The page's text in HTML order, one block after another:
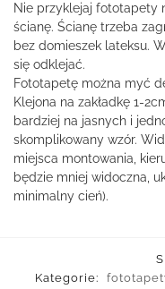
Nie przyklejaj fototapety
ścianę. Ścianę trzeba
bez domieszek lateksu.
się odklejać.
Fototapetę można myć
Klejona na zakładkę 1-
bardziej na jasnych i
skomplikowany wzór.
miejsca montowania,
będzie mniej widoczna,
minimalny cień).
Kategorie: